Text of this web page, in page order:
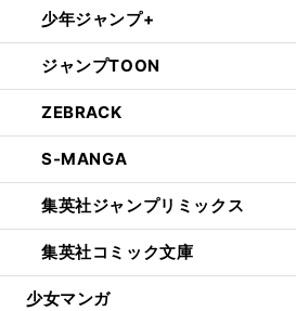
少年ジャンプ+
ジャンプTOON
ZEBRACK
S-MANGA
集英社ジャンプリミックス
集英社コミック文庫
少女マンガ